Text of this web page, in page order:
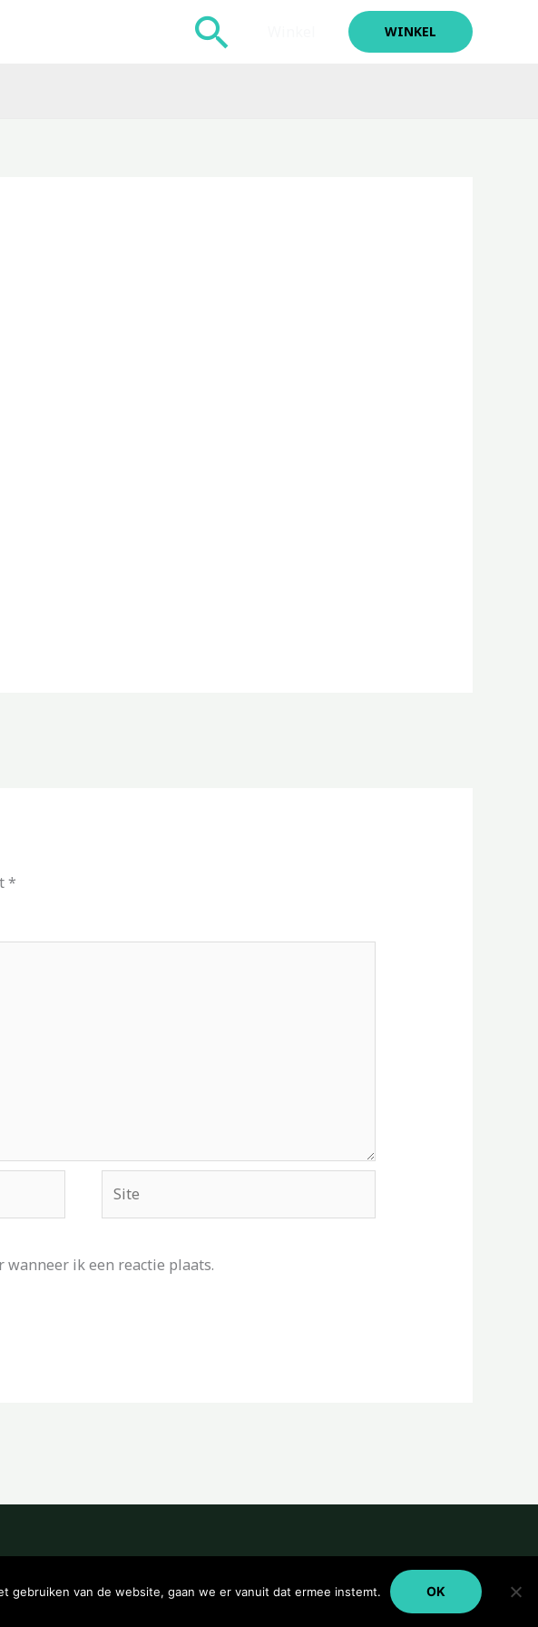
Zoeken WINKEL
*
wanneer ik een reactie plaats.
gebruiken van de website, gaan we er vanuit dat ermee instemt. OK